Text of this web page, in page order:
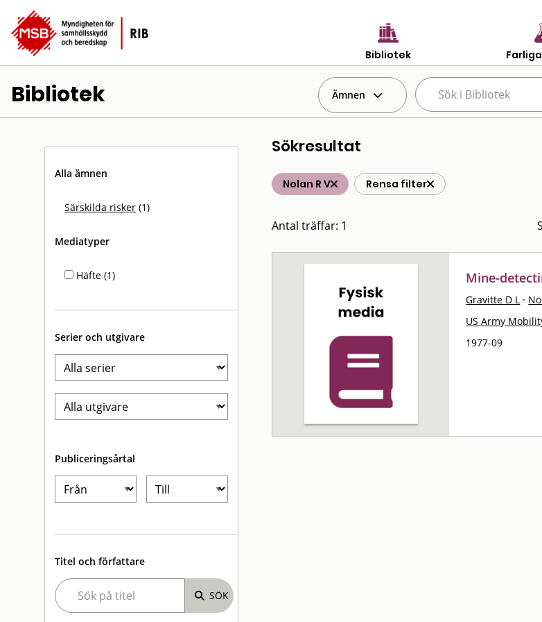
Bibliotek
Bibliotek Ämnen
Alla ämnen
Särskilda risker (1)
Mediatyper
Häfte (1)
Serier och utgivare
Publiceringsårtal
Titel och författare
Sökresultat
Nolan R V Rensa filter
Antal träffar: 1
Mine-
Gravitte D L ·
US Army
1977-09